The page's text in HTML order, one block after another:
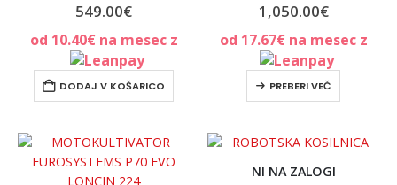
549.00€
od 10.40€na mesec z
DODAJ V KOŠARICO
1,050.00€
od 17.67€na mesec z
PREBERI VEČ
NI NA ZALOGI